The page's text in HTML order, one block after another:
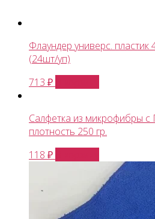
Флаундер универс. пластик
(24шт/уп)
713 ₽
Салфетка из микрофибры
плотность 250 гр.
118 ₽